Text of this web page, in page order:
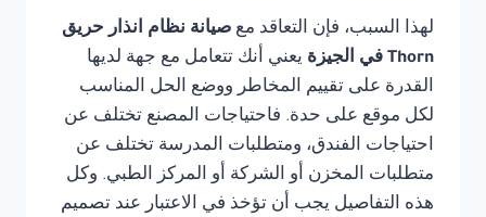
لهذا السبب، فإن التعاقد مع صيانة نظام انذار حريق
Thorn في الجيزة
يعني أنك تتعامل مع جهة لديها
القدرة على تقييم المخاطر ووضع الحل المناسب
لكل موقع على حدة. فاحتياجات المصنع تختلف عن
احتياجات الفندق، ومتطلبات المدرسة تختلف عن
متطلبات المخزن أو الشركة أو المركز الطبي. وكل
هذه التفاصيل يجب أن تؤخذ في الاعتبار عند تصميم